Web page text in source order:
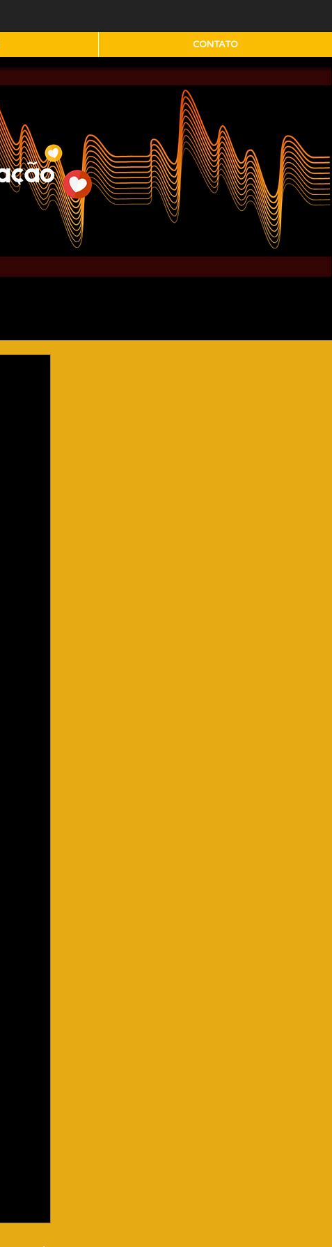
CONTATO